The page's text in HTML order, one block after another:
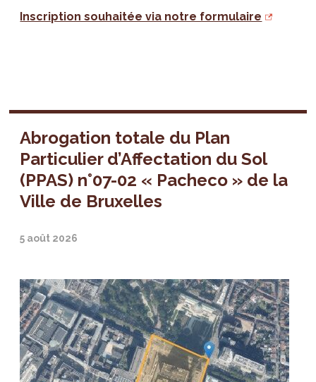
Inscription souhaitée via notre formulaire
Abrogation totale du Plan
Particulier d’Affectation du Sol
(PPAS) n°07-02 « Pacheco » de la
Ville de Bruxelles
5 août 2026